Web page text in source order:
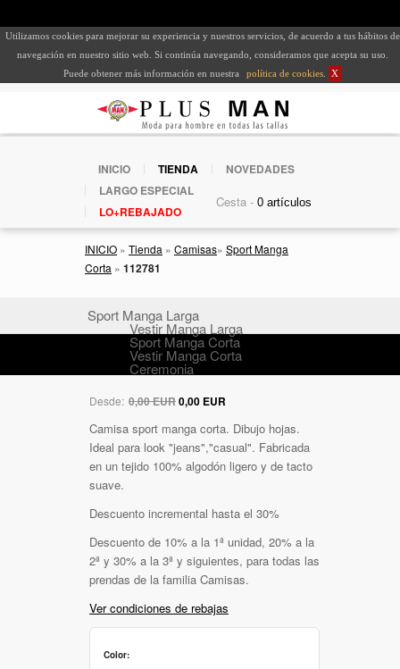
Utilizamos cookies para mejorar su experiencia y nuestros servicios, de acuerdo a tus hábitos de
navegación en nuestro sitio web. Si continúa navegando, consideramos que acepta su uso.
Puede obtener más información en nuestra
política de cookies X
INICIO TIENDA
NOVEDADES
LARGO ESPECIAL
LO+REBAJADO
Cesta -
INICIO » Tienda » Camisas» Sport Manga
Corta » 112781
Sport Manga Larga
Vestir Manga Larga
Sport Manga Corta
Vestir Manga Corta
Ceremonia
Desde: 0,00 EUR0,00 EUR
Camisa sport manga corta. Dibujo hojas.
Ideal para look "jeans","casual". Fabricada
en un tejido 100% algodón ligero y de tacto
suave.
Descuento incremental hasta el 30%
Descuento de 10% a la 1ª unidad, 20% a la
2ª y 30% a la 3ª y siguientes, para todas las
prendas de la familia Camisas.
Ver condiciones de rebajas
Color: